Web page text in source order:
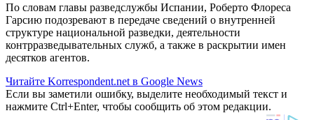
По словам главы разведслужбы Испании, Роберто Флореса
Гарсию подозревают в передаче сведений о внутренней
структуре национальной разведки, деятельности
контрразведывательных служб, а также в раскрытии имен
десятков агентов.
Читайте Korrespondent.net в Google News
Если вы заметили ошибку, выделите необходимый текст и
нажмите Ctrl+Enter, чтобы сообщить об этом редакции.